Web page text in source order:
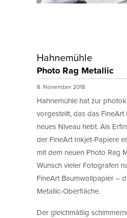
Hahnemühle
Photo Rag Metallic
8. November 2018
Hahnemühle hat zur
vorgestellt, das das FineArt
neues Niveau hebt. Als
der FineArt Inkjet-Papiere
mit dem neuen Photo Rag
Wunsch vieler Fotografen
FineArt Baumwollpapier –
Metallic-Oberfläche.
Der gleichmäßig